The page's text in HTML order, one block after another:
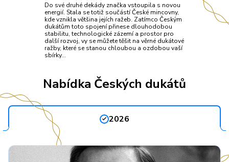
Do své druhé dekády značka vstoupila s novou
energií. Stala se totiž součástí České mincovny,
kde vznikla většina jejích ražeb. Zatímco Českým
dukátům toto spojení přinese dlouhodobou
stabilitu, technologické zázemí a prostor pro
další rozvoj, vy se můžete těšit na věrné dukátové
ražby, které se stanou chloubou a ozdobou vaší
sbírky…
Nabídka Českých dukátů
2026